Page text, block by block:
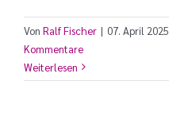
Von Ralf Fischer | 07. April 2025
Kommentare
Weiterlesen